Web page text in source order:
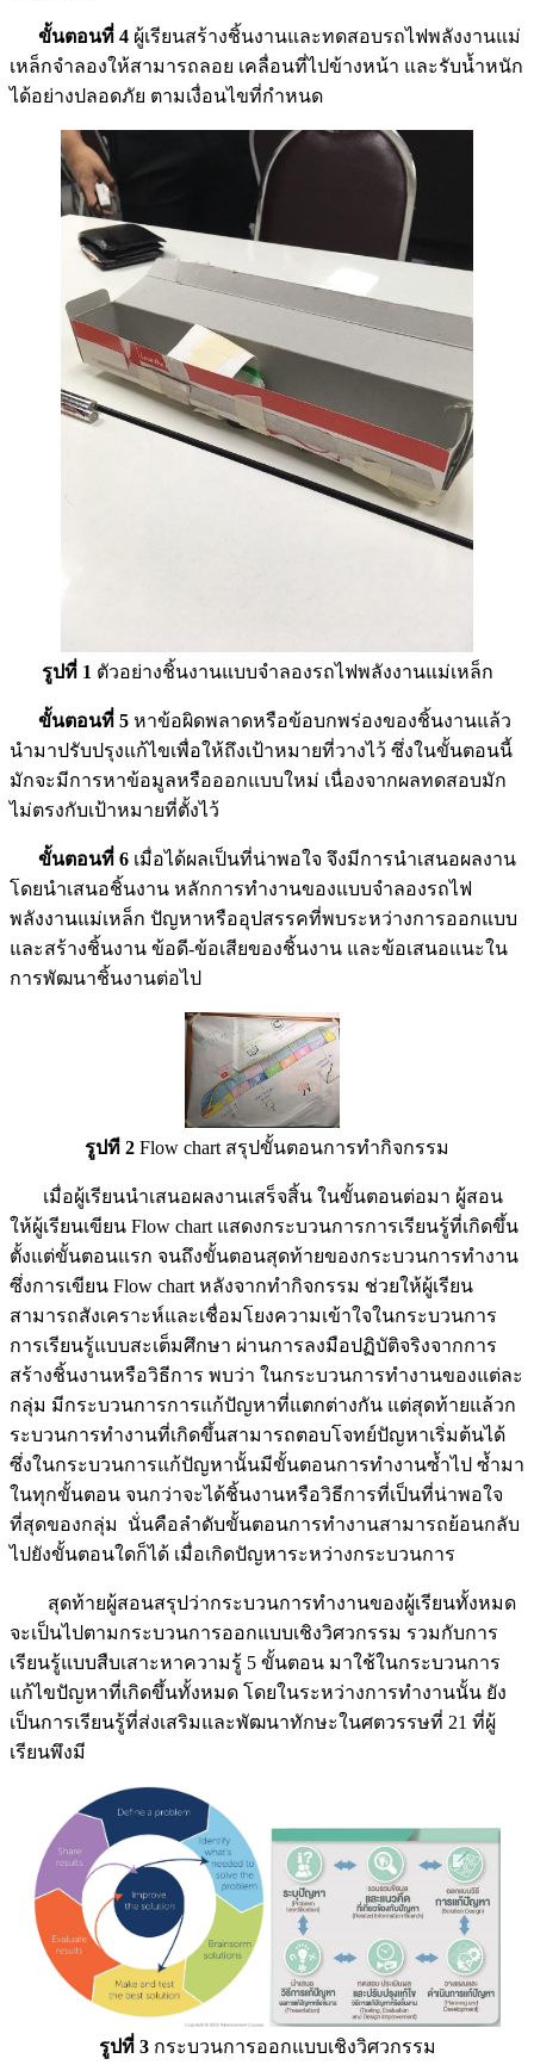
ขั้นตอนที่ 4 ผู้เรียนสร้างชิ้นงานและทดสอบรถไฟพลังงานแม่
เหล็กจำลองให้สามารถลอย เคลื่อนที่ไปข้างหน้า และรับน้ำหนัก
ได้อย่างปลอดภัย ตามเงื่อนไขที่กำหนด
รูปที่ 1 ตัวอย่างชิ้นงานแบบจำลองรถไฟพลังงานแม่เหล็ก
ขั้นตอนที่ 5 หาข้อผิดพลาดหรือข้อบกพร่องของชิ้นงานแล้ว
นำมาปรับปรุงแก้ไขเพื่อให้ถึงเป้าหมายที่วางไว้ ซึ่งในขั้นตอนนี้
มักจะมีการหาข้อมูลหรือออกแบบใหม่ เนื่องจากผลทดสอบมัก
ไม่ตรงกับเป้าหมายที่ตั้งไว้
ขั้นตอนที่ 6 เมื่อได้ผลเป็นที่น่าพอใจ จึงมีการนำเสนอผลงาน
โดยนำเสนอชิ้นงาน หลักการทำงานของแบบจำลองรถไฟ
พลังงานแม่เหล็ก ปัญหาหรืออุปสรรคที่พบระหว่างการออกแบบ
และสร้างชิ้นงาน ข้อดี-ข้อเสียของชิ้นงาน และข้อเสนอแนะใน
การพัฒนาชิ้นงานต่อไป
รูปที 2 Flow chart สรุปขั้นตอนการทำกิจกรรม
เมื่อผู้เรียนนำเสนอผลงานเสร็จสิ้น ในขั้นตอนต่อมา ผู้สอน
ให้ผู้เรียนเขียน Flow chart แสดงกระบวนการการเรียนรู้ที่เกิดขึ้น
ตั้งแต่ขั้นตอนแรก จนถึงขั้นตอนสุดท้ายของกระบวนการทำงาน
ซึ่งการเขียน Flow chart หลังจากทำกิจกรรม ช่วยให้ผู้เรียน
สามารถสังเคราะห์และเชื่อมโยงความเข้าใจในกระบวนการ
การเรียนรู้แบบสะเต็มศึกษา ผ่านการลงมือปฏิบัติจริงจากการ
สร้างชิ้นงานหรือวิธีการ พบว่า ในกระบวนการทำงานของแต่ละ
กลุ่ม มีกระบวนการการแก้ปัญหาที่แตกต่างกัน แต่สุดท้ายแล้วก
ระบวนการทำงานที่เกิดขึ้นสามารถตอบโจทย์ปัญหาเริ่มต้นได้
ซึ่งในกระบวนการแก้ปัญหานั้นมีขั้นตอนการทำงานซ้ำไป ซ้ำมา
ในทุกขั้นตอน จนกว่าจะได้ชิ้นงานหรือวิธีการที่เป็นที่น่าพอใจ
ที่สุดของกลุ่ม นั่นคือลำดับขั้นตอนการทำงานสามารถย้อนกลับ
ไปยังขั้นตอนใดก็ได้ เมื่อเกิดปัญหาระหว่างกระบวนการ
สุดท้ายผู้สอนสรุปว่ากระบวนการทำงานของผู้เรียนทั้งหมด
จะเป็นไปตามกระบวนการออกแบบเชิงวิศวกรรม รวมกับการ
เรียนรู้แบบสืบเสาะหาความรู้ 5 ขั้นตอน มาใช้ในกระบวนการ
แก้ไขปัญหาที่เกิดขึ้นทั้งหมด โดยในระหว่างการทำงานนั้น ยัง
เป็นการเรียนรู้ที่ส่งเสริมและพัฒนาทักษะในศตวรรษที่ 21 ที่ผู้
เรียนพึงมี
รูปที่ 3 กระบวนการออกแบบเชิงวิศวกรรม